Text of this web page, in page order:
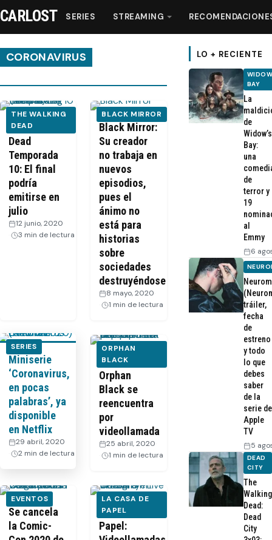
Streaming
Recomendaciones
Videos
Webisodios
CARLOST SERIES STREAMING
CORONAVIRUS
THE WALKING
DEAD
The Walking
Dead
Temporada
10: El final
podría
emitirse en
julio
12 junio, 2020
3 min de lectura
BLACK MIRROR
Black Mirror:
Su creador
no trabaja en
nuevos
episodios,
pues el
ánimo no
está para
historias
sobre
sociedades
destruyéndose
8 mayo, 2020
1 min de lectura
SERIES
Miniserie
‘Coronavirus,
en pocas
palabras’, ya
disponible
en Netflix
29 abril, 2020
2 min de lectura
ORPHAN
BLACK
El equipo de
Orphan
Black se
reencuentra
por
videollamada
25 abril, 2020
1 min de lectura
EVENTOS
Se cancela
la Comic-
LA CASA DE
PAPEL
La Casa de
Papel:
LO + RECIENTE
BAY
La
de
Widow’s
Bay:
una
de
terror y
19
al
Emmy
6
tráiler,
fecha
de
estreno
y todo
lo que
debes
saber
de la
serie de
Apple
TV
5
DEAD
CITY
The
Walking
Dead:
Dead
City